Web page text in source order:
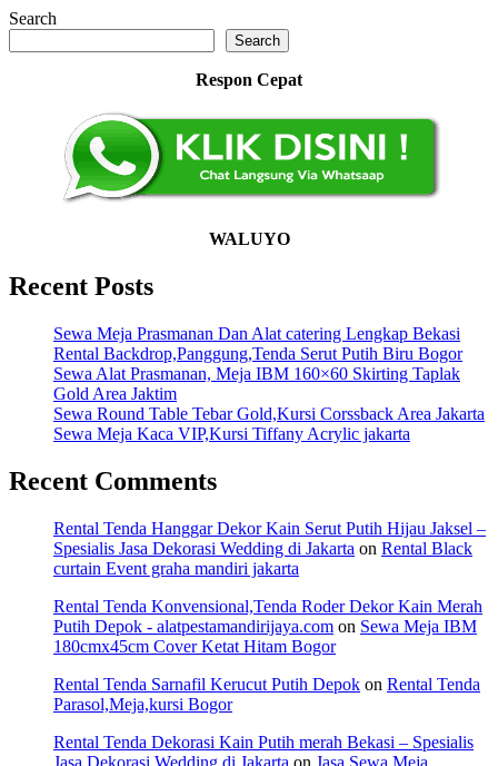
Search
Search
Respon Cepat
WALUYO
Recent Posts
Sewa Meja Prasmanan Dan Alat catering Lengkap Bekasi
Rental Backdrop,Panggung,Tenda Serut Putih Biru Bogor
Sewa Alat Prasmanan, Meja IBM 160×60 Skirting Taplak
Gold Area Jaktim
Sewa Round Table Tebar Gold,Kursi Corssback Area Jakarta
Sewa Meja Kaca VIP,Kursi Tiffany Acrylic jakarta
Recent Comments
Rental Tenda Hanggar Dekor Kain Serut Putih Hijau Jaksel –
Spesialis Jasa Dekorasi Wedding di Jakarta on Rental Black
curtain Event graha mandiri jakarta
Rental Tenda Konvensional,Tenda Roder Dekor Kain Merah
Putih Depok - alatpestamandirijaya.com on Sewa Meja IBM
180cmx45cm Cover Ketat Hitam Bogor
Rental Tenda Sarnafil Kerucut Putih Depok on Rental Tenda
Parasol,Meja,kursi Bogor
Rental Tenda Dekorasi Kain Putih merah Bekasi – Spesialis
Jasa Dekorasi Wedding di Jakarta on Jasa Sewa Meja